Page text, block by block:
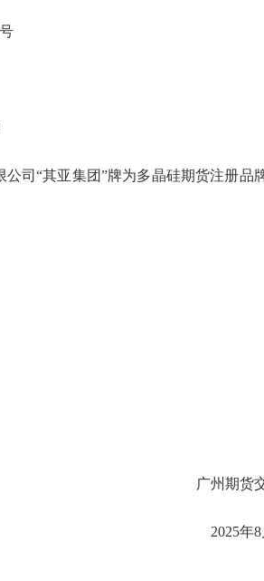
司“其亚集团”牌为多晶硅期货注册品
广州期货
2025年8